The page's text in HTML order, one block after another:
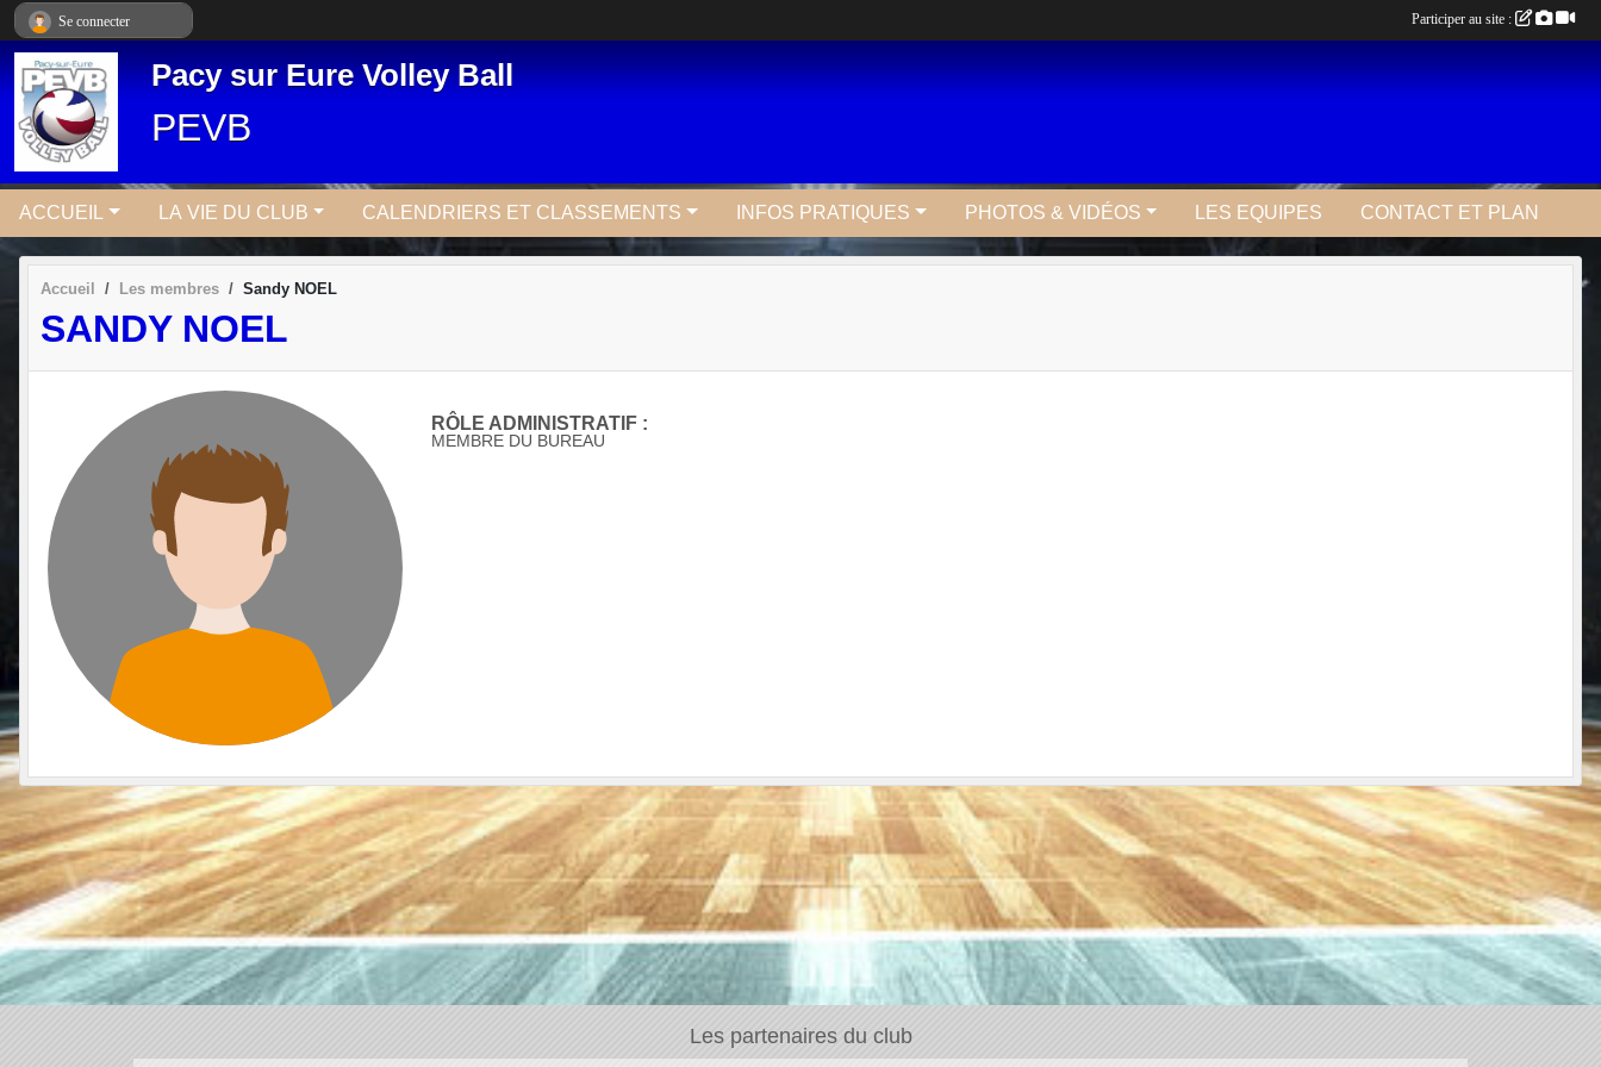
Pacy sur Eure Volley Ball
PEVB
ACCUEIL LA VIE DU CLUB CALENDRIERS ET CLASSEMENTS INFOS PRATIQUES PHOTOS & VIDÉOS LES EQUIPES CONTACT ET PLAN
Accueil Les membres Sandy NOEL
SANDY NOEL
RÔLE ADMINISTRATIF :
MEMBRE DU BUREAU
Les partenaires du club
Se connecter Participer au site :
Panneau de gestion des cookies